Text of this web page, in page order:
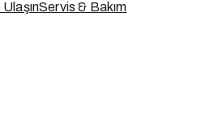
Servis & Bakım